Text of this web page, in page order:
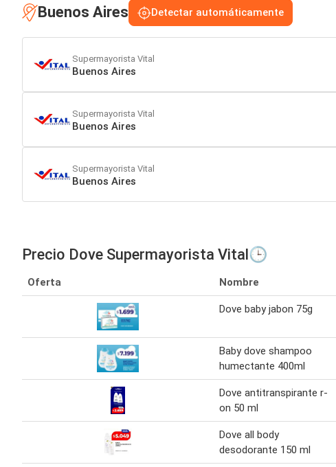
Buenos Aires Detectar automáticamente
Supermayorista Vital
Buenos Aires
Supermayorista Vital
Buenos Aires
Supermayorista Vital
Buenos Aires
Precio Dove Supermayorista Vital🕒
Oferta Nombre
Dove baby jabon 75g
Baby dove shampoo
humectante 400ml
Dove antitranspirante r-
on 50 ml
Dove all body
desodorante 150 ml